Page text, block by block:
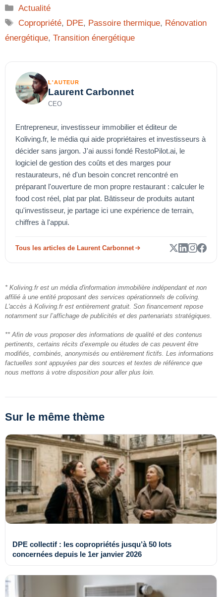
Catégories
Actualité
Étiquettes
Copropriété, DPE, Passoire thermique, Rénovation
énergétique, Transition énergétique
L'AUTEUR
Laurent Carbonnet
CEO
Entrepreneur, investisseur immobilier et éditeur de
Koliving.fr, le média qui aide propriétaires et investisseurs à
décider sans jargon. J'ai aussi fondé RestoPilot.ai, le
logiciel de gestion des coûts et des marges pour
restaurateurs, né d'un besoin concret rencontré en
préparant l'ouverture de mon propre restaurant : calculer le
food cost réel, plat par plat. Bâtisseur de produits autant
qu'investisseur, je partage ici une expérience de terrain,
chiffres à l'appui.
Tous les articles de Laurent Carbonnet
* Koliving.fr est un média d'information immobilière indépendant et non
affilié à une entité proposant des services opérationnels de coliving.
L'accès à Koliving.fr est entièrement gratuit. Son financement repose
notamment sur l’affichage de publicités et des partenariats stratégiques.
** Afin de vous proposer des informations de qualité et des contenus
pertinents, certains récits d’exemple ou études de cas peuvent être
modifiés, combinés, anonymisés ou entièrement fictifs. Les informations
factuelles sont appuyées par des sources et textes de référence que
nous mettons à votre disposition pour aller plus loin.
Sur le même thème
DPE collectif : les copropriétés jusqu’à 50 lots
concernées depuis le 1er janvier 2026